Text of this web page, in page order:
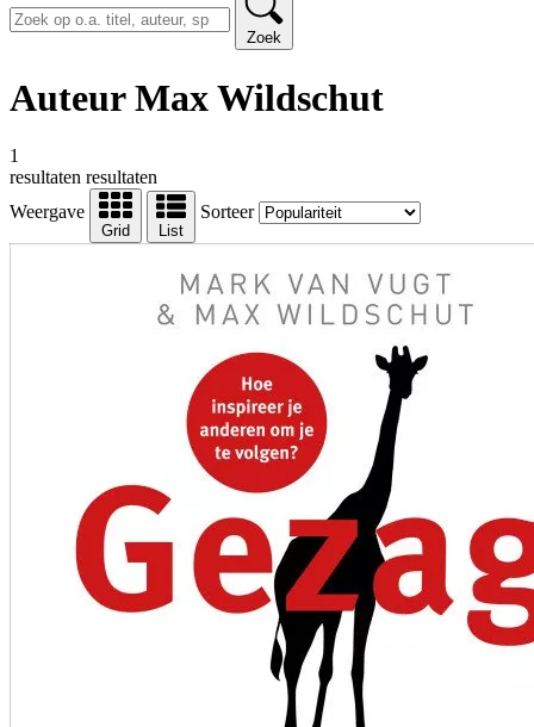
Zoek
Auteur Max Wildschut
1
resultaten resultaten
Weergave
Grid List
Sorteer